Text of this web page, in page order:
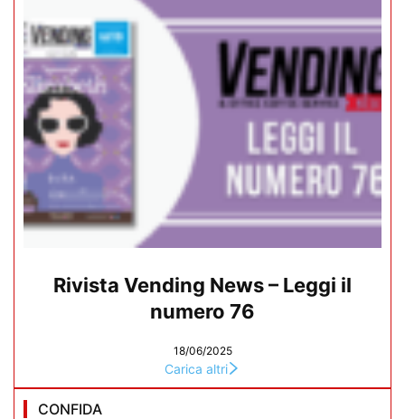
Rivista Vending News – Leggi il
numero 76
18/06/2025
Carica altri
CONFIDA